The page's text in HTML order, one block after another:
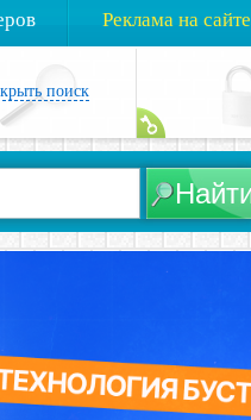
Реклама на сайте
поиск